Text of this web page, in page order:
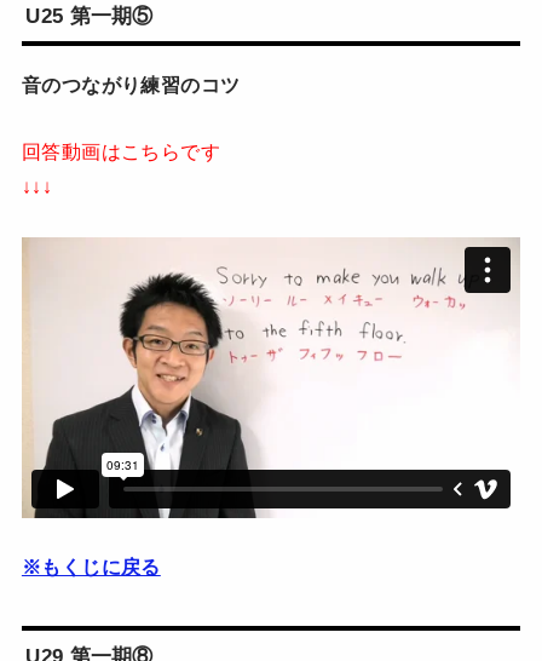
U25 第一期⑤
音のつながり練習のコツ
回答動画はこちらです
↓↓↓
※もくじに戻る
U29 第一期⑧